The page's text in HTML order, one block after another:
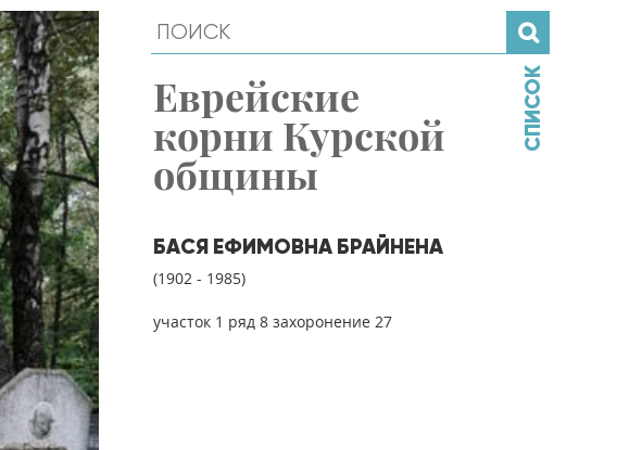
Еврейские
корни Курской
общины
БАСЯ ЕФИМОВНА БРАЙНЕНА
(1902 - 1985)
участок 1 ряд 8 захоронение 27
СПИСОК